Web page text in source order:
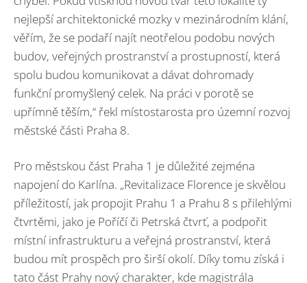
nejlepší architektonické mozky v mezinárodním klání,
věřím, že se podaří najít neotřelou podobu nových
budov, veřejných prostranství a prostupností, která
spolu budou komunikovat a dávat dohromady
funkční promyšlený celek. Na práci v porotě se
upřímně těším,“ řekl místostarosta pro územní rozvoj
městské části Praha 8.
Pro městskou část Praha 1 je důležité zejména
napojení do Karlína. „Revitalizace Florence je skvělou
příležitostí, jak propojit Prahu 1 a Prahu 8 s přilehlými
čtvrtěmi, jako je Poříčí či Petrská čtvrť, a podpořit
místní infrastrukturu a veřejná prostranství, která
budou mít prospěch pro širší okolí. Díky tomu získá i
tato část Prahy nový charakter, kde magistrála